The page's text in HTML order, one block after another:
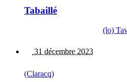
Tabaillé
(lo)
31 décembre 2023
(Claracq)